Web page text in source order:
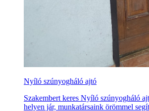
Nyíló szúnyogháló ajtó
Szakembert keres Nyíló szúnyogháló
helyen jár, munkatársaink örömmel